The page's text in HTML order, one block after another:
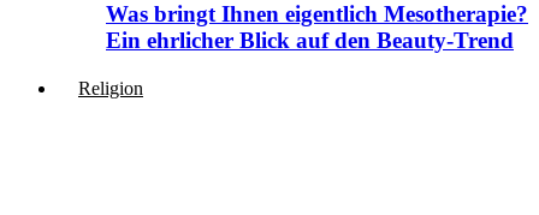
Was bringt Ihnen eigentlich Mesotherapie?
Ein ehrlicher Blick auf den Beauty-Trend
Religion